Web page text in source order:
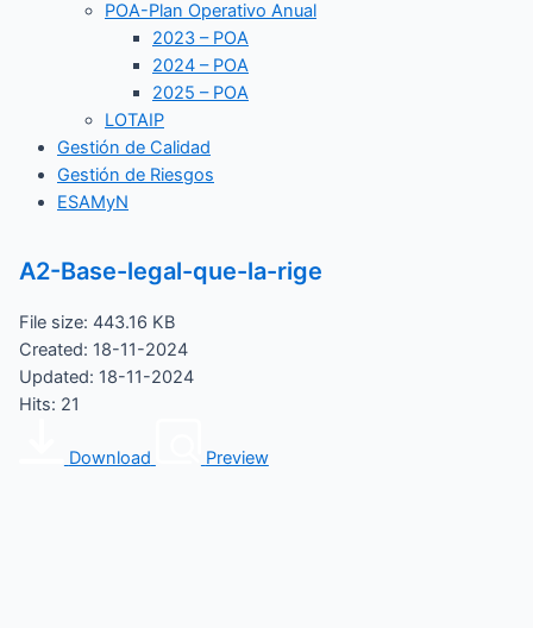
POA-Plan Operativo Anual
2023 – POA
2024 – POA
2025 – POA
LOTAIP
Gestión de Calidad
Gestión de Riesgos
ESAMyN
A2-Base-legal-que-la-rige
File size: 443.16 KB
Created: 18-11-2024
Updated: 18-11-2024
Hits: 21
Download Preview